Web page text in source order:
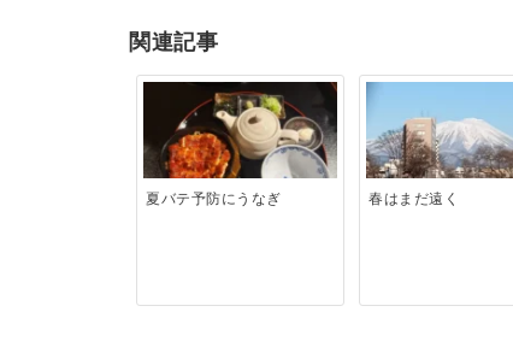
関連記事
夏バテ予防にうなぎ 春はまだ遠く